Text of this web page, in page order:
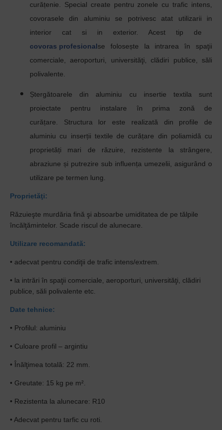
curățenie.
Special create pentru zonele cu trafic intens,
covorasele din aluminiu se potrivesc atat utilizarii in
interior cat si in exterior.
Acest tip de
covoras profesionalse folosește la intrareaîn spaţii
comerciale, aeroporturi, universităţi, clădiri publice, săli
polivalente.
Ștergătoarele din aluminiu cu insertie textila sunt
proiectate pentru instalare în prima zonă de
curățare. Structura lor este realizată din profile de
aluminiu cu inserții textile de curățare din poliamidă cu
proprietăți mari de răzuire, rezistente la strângere,
abraziune și putrezire sub influența umezelii, asigurând o
utilizare pe termen lung.
Proprietăţi:
Răzuieşte murdăria fină şi absoarbe umiditatea de pe tălpile
încălţămintelor. Scade riscul de alunecare.
Utilizare recomandată:
• adecvat pentru condiţii de trafic intens/extrem.
• la intrări în spaţii comerciale, aeroporturi, universităţi, clădiri
publice, săli polivalente etc.
Date tehnice:
• Profilul: aluminiu
• Culoare profil – argintiu
• Înălţimea totală: 22 mm.
• Greutate: 15 kg pe m².
• Rezistenta la alunecare: R10
• Adecvat pentru tarfic cu roti.